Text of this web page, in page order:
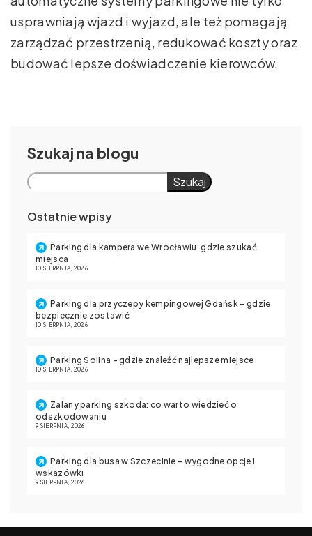
usprawniają wjazd i wyjazd, ale też pomagają
zarządzać przestrzenią, redukować koszty oraz
budować lepsze doświadczenie kierowców.
Szukaj
Szukaj
Ostatnie wpisy
Parking dla kampera we Wrocławiu: gdzie szukać
miejsca
10 SIERPNIA, 2026
Parking dla przyczepy kempingowej Gdańsk – gdzie
bezpiecznie zostawić
10 SIERPNIA, 2026
Parking Solina – gdzie znaleźć najlepsze miejsce
10 SIERPNIA, 2026
Zalany parking szkoda: co warto wiedzieć o
odszkodowaniu
9 SIERPNIA, 2026
Parking dla busa w Szczecinie – wygodne opcje i
wskazówki
9 SIERPNIA, 2026